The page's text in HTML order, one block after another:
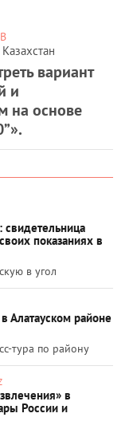
вариант
и
на основе
свидетельница
показаниях в
в угол
Алатауском районе
тура по району
в
России и